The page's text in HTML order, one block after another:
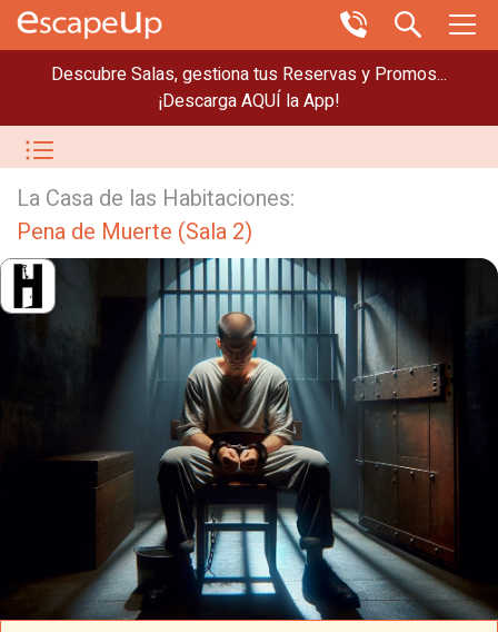
Descubre Salas, gestiona tus Reservas y Promos...
¡Descarga AQUÍ la App!
La Casa de las Habitaciones:
Pena de Muerte (Sala 2)